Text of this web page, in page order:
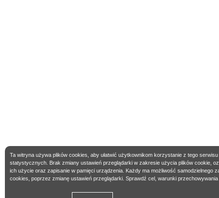
Ta witryna używa plików cookies, aby ułatwić użytkownikom korzystanie z tego
statystycznych. Brak zmiany ustawień przeglądarki w zakresie użycia plików cookie,
ich użycie oraz zapisanie w pamięci urządzenia. Każdy ma możliwość samodzielnego
cookies, poprzez zmianę ustawień przeglądarki. Sprawdź cel, warunki